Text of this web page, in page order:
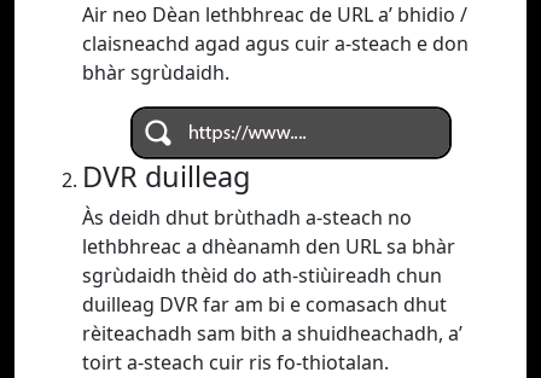
Air neo Dèan lethbhreac de URL a’ bhidio /
claisneachd agad agus cuir a-steach e don
bhàr sgrùdaidh.
DVR duilleag
Às deidh dhut brùthadh a-steach no
lethbhreac a dhèanamh den URL sa bhàr
sgrùdaidh thèid do ath-stiùireadh chun
duilleag DVR far am bi e comasach dhut
rèiteachadh sam bith a shuidheachadh, a’
toirt a-steach cuir ris fo-thiotalan.